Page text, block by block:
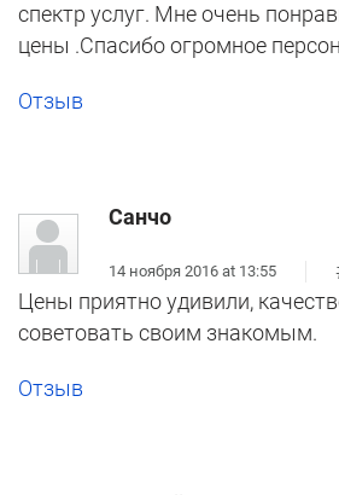
спектр услуг. Мне очень
цены .Спасибо огромное
Отзыв
Санчо
14 ноября 2016 at 13:55
Цены приятно удивили,
советовать своим знакомым.
Отзыв